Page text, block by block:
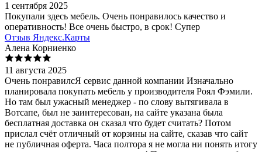
1 сентября 2025
Покупали здесь мебель. Очень понравилось качество и
оперативность! Все очень быстро, в срок! Супер
Отзыв Яндекс.Карты
Алена Корниенко
11 августа 2025
Очень понравилсЯ сервис данной компании Изначально
планировала покупать мебель у производителя Роял Фэмили.
Но там был ужасный менеджер - по слову вытягивала в
Вотсапе, был не заинтересован, на сайте указана была
бесплатная доставка он сказал что будет считать? Потом
прислал счёт отличный от корзины на сайте, сказав что сайт
не публичная оферта. Часа полтора я не могла ни понять итогу